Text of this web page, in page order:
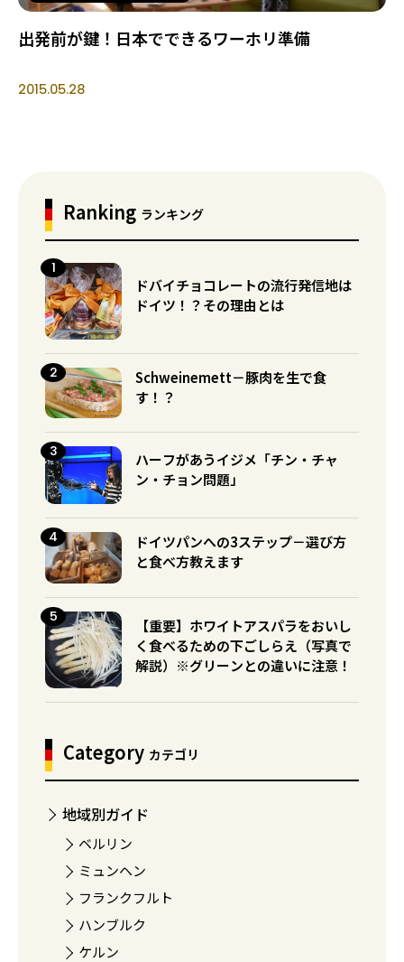
出発前が鍵！日本でできるワーホリ準備
2015.05.28
Ranking ランキング
ドバイチョコレートの流行発信地は
ドイツ！？その理由とは
Schweinemett－豚肉を生で食
す！？
ハーフがあうイジメ「チン・チャ
ン・チョン問題」
ドイツパンへの3ステップ－選び方
と食べ方教えます
【重要】ホワイトアスパラをおいし
く食べるための下ごしらえ（写真で
解説）※グリーンとの違いに注意！
Category カテゴリ
地域別ガイド
ベルリン
ミュンヘン
フランクフルト
ハンブルク
ケルン